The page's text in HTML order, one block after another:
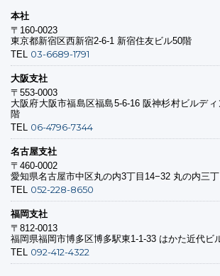
本社
〒160-0023
東京都新宿区西新宿2-6-1 新宿住友ビル50階
TEL 03-6689-1791
大阪支社
〒553-0003
大阪府大阪市福島区福島5-6-16 阪神杉村ビルデ
階
TEL 06-4796-7344
名古屋支社
〒460-0002
愛知県名古屋市中区丸の内3丁目14−32 丸の内三
TEL 052-228-8650
福岡支社
〒812-0013
福岡県福岡市博多区博多駅東1-1-33 はかた近代ビ
TEL 092-412-4322